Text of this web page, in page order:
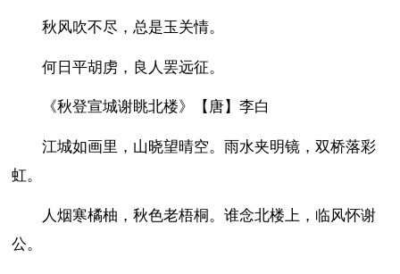
秋风吹不尽，总是玉关情。
何日平胡虏，良人罢远征。
《秋登宣城谢眺北楼》【唐】李白
江城如画里，山晓望晴空。雨水夹明镜，双桥落彩
虹。
人烟寒橘柚，秋色老梧桐。谁念北楼上，临风怀谢
公。